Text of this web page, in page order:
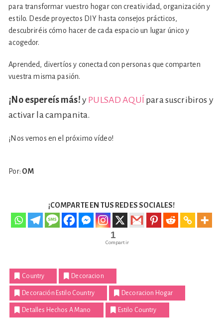
para transformar vuestro hogar con creatividad, organización y
estilo. Desde proyectos DIY hasta consejos prácticos,
descubriréis cómo hacer de cada espacio un lugar único y
acogedor.
Aprended, divertíos y conectad con personas que comparten
vuestra misma pasión.
¡No espereís más! y PULSAD AQUÍ para suscribiros y
activar la campanita.
¡Nos vemos en el próximo vídeo!
Por: OM
¡COMPARTE EN TUS REDES SOCIALES!
1
Compartir
Country Decoracion
Decoración Estilo Country Decoracion Hogar
Detalles Hechos A Mano Estilo Country